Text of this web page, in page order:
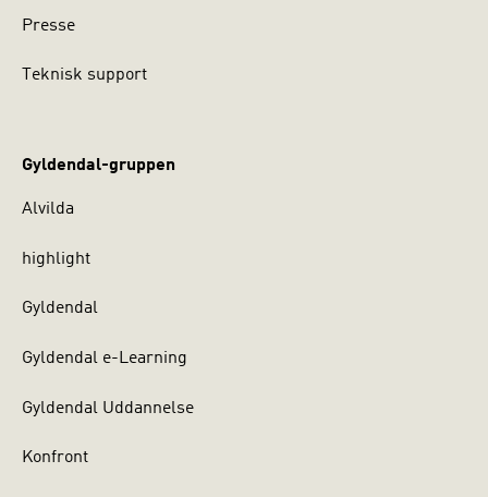
Presse
Teknisk support
Gyldendal-gruppen
Alvilda
highlight
Gyldendal
Gyldendal e-Learning
Gyldendal Uddannelse
Konfront